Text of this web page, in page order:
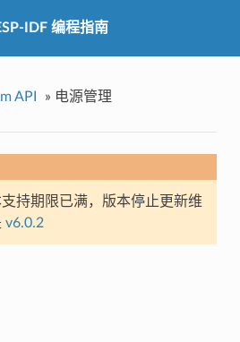
IDF 编程指南
API » 电源管理
持期限已满，版本停止更新维
v6.0.2